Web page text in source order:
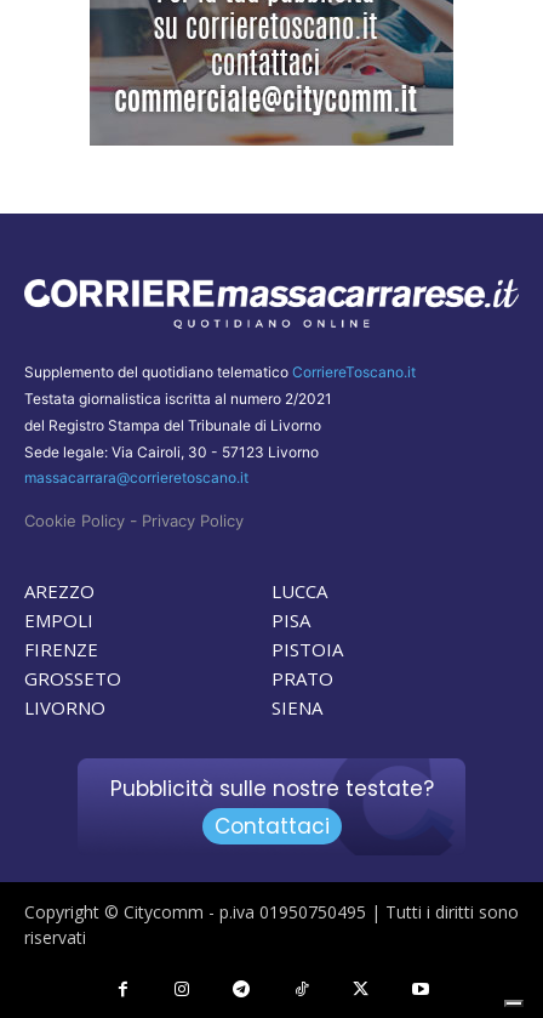
Supplemento del quotidiano telematico CorriereToscano.it
Testata giornalistica iscritta al numero 2/2021
del Registro Stampa del Tribunale di Livorno
Sede legale: Via Cairoli, 30 - 57123 Livorno
massacarrara@corrieretoscano.it
Cookie Policy - Privacy Policy
AREZZO
EMPOLI
FIRENZE
GROSSETO
LIVORNO
LUCCA
PISA
PISTOIA
PRATO
SIENA
Pubblicità sulle nostre testate?
Contattaci
Copyright © Citycomm - p.iva 01950750495 | Tutti i diritti sono
riservati